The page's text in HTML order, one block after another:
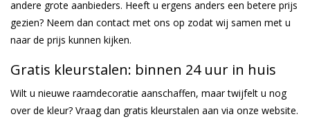
andere grote aanbieders. Heeft u ergens anders een betere prijs
gezien? Neem dan contact met ons op zodat wij samen met u
naar de prijs kunnen kijken.
Gratis kleurstalen: binnen 24 uur in huis
Wilt u nieuwe raamdecoratie aanschaffen, maar twijfelt u nog
over de kleur? Vraag dan gratis kleurstalen aan via onze website.